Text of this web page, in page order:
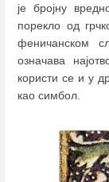
је бројну
порекло од
феничанском
означава
користи се и у
као симбол.